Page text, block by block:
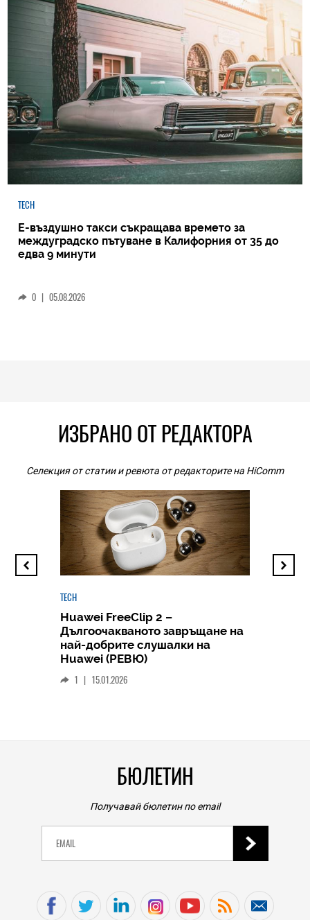
TECH
Е-въздушно такси съкращава времето за
междуградско пътуване в Калифорния от 35 до
едва 9 минути
0 | 05.08.2026
ИЗБРАНО ОТ РЕДАКТОРА
Селекция от статии и ревюта от редакторите на HiComm
TECH
Huawei FreeClip 2 –
Дългоочакваното завръщане на
най-добрите слушалки на
Huawei (РЕВЮ)
1 | 15.01.2026
БЮЛЕТИН
Получавай бюлетин по email